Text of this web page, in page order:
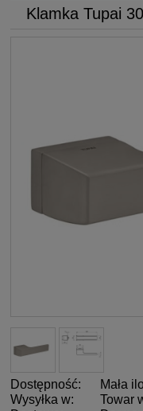
Klamka Tupai
Dostępność:
Mała
Wysyłka w:
Towar